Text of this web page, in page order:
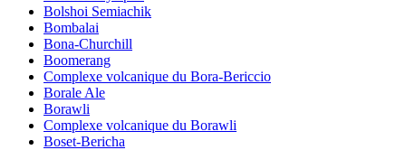
Bolshoi Semiachik
Bombalai
Bona-Churchill
Boomerang
Complexe volcanique du Bora-Bericcio
Borale Ale
Borawli
Complexe volcanique du Borawli
Boset-Bericha